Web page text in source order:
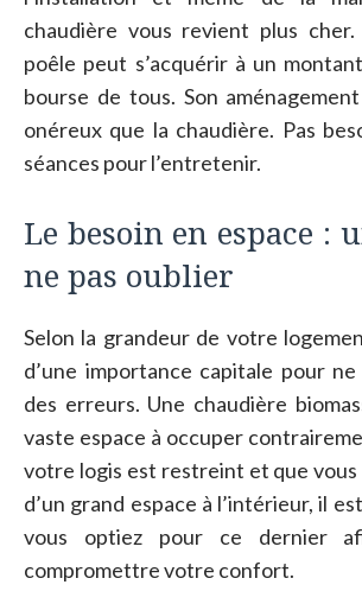
chaudière vous revient plus
poêle peut s’acquérir à un
bourse de tous. Son
onéreux que la chaudière. Pas
séances pour l’entretenir.
Le besoin en espace :
ne pas oublier
Selon la grandeur de votre
d’une importance capitale pour
des erreurs. Une chaudière
vaste espace à occuper
votre logis est restreint et que vous
d’un grand espace à l’intérieur, il
vous optiez pour ce dernier
compromettre votre confort.